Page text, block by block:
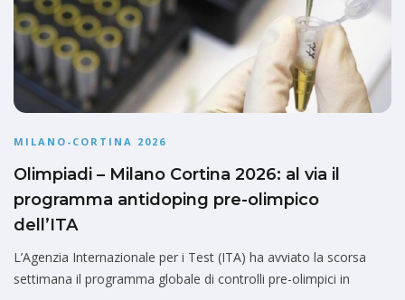
MILANO-CORTINA 2026
Olimpiadi – Milano Cortina 2026: al via il
programma antidoping pre-olimpico
dell’ITA
L’Agenzia Internazionale per i Test (ITA) ha avviato la scorsa
settimana il programma globale di controlli pre-olimpici in